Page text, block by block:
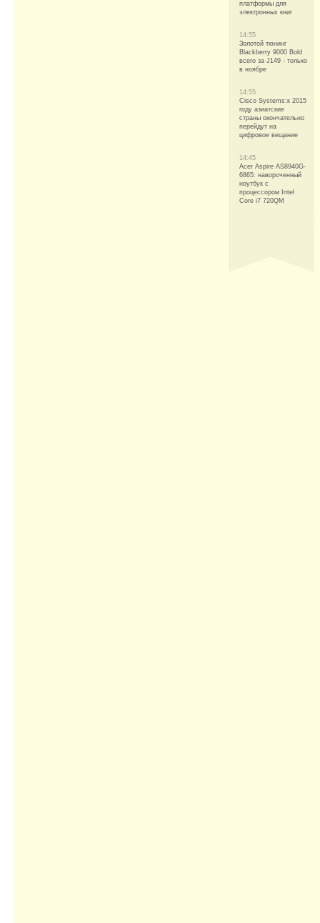
платформы для
электронных книг
14:55
Золотой тюнинг
Blackberry 9000 Bold
всего за Ј149 - только
в ноябре
14:55
Cisco Systems:к 2015
году азиатские
страны окончательно
перейдут на
цифровое вещание
14:45
Acer Aspire AS8940G-
6865: навороченный
ноутбук с
процессором Intel
Core i7 720QM